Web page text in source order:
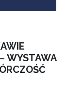
WYSTAWA